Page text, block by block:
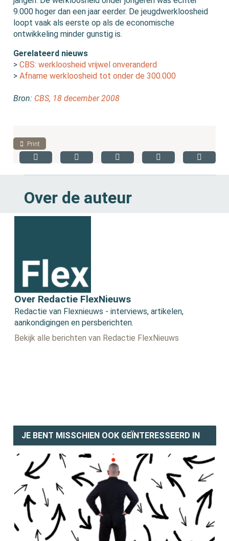
9.000 hoger dan een jaar eerder. De jeugdwerkloosheid
loopt vaak als eerste op als de economische
ontwikkeling minder gunstig is.
Gerelateerd nieuws
>CBS: werkloosheid vrijwel onveranderd
>Afname werkloosheid tot onder de 300.000
Bron: CBS, 18 december 2008
Print
Over de auteur
Over Redactie FlexNieuws
Redactie van Flexnieuws - interviews, artikelen,
aankondigingen en persberichten.
Bekijk alle berichten van Redactie FlexNieuws
JE BENT MISSCHIEN OOK GEÏNTERESSEERD IN